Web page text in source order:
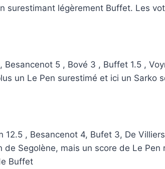
surestimant légèrement Buffet. Les
Besancenot 5 , Bové 3 , Buffet 1.5 ,
un Le Pen surestimé et ici un
12.5 , Besancenot 4, Bufet 3, De
Segolène, mais un score de Le
Buffet